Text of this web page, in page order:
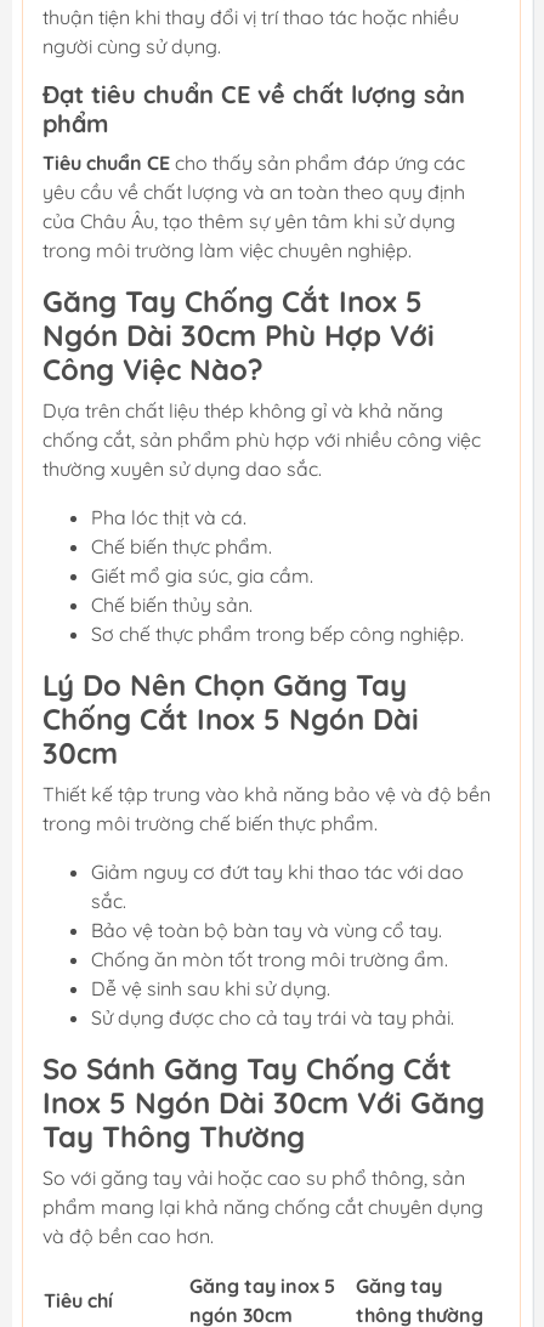
thuận tiện khi thay đổi vị trí thao tác hoặc nhiều
người cùng sử dụng.
Đạt tiêu chuẩn CE về chất lượng sản
phẩm
Tiêu chuẩn CE cho thấy sản phẩm đáp ứng các
yêu cầu về chất lượng và an toàn theo quy định
của Châu Âu, tạo thêm sự yên tâm khi sử dụng
trong môi trường làm việc chuyên nghiệp.
Găng Tay Chống Cắt Inox 5
Ngón Dài 30cm Phù Hợp Với
Công Việc Nào?
Dựa trên chất liệu thép không gỉ và khả năng
chống cắt, sản phẩm phù hợp với nhiều công việc
thường xuyên sử dụng dao sắc.
Pha lóc thịt và cá.
Chế biến thực phẩm.
Giết mổ gia súc, gia cầm.
Chế biến thủy sản.
Sơ chế thực phẩm trong bếp công nghiệp.
Lý Do Nên Chọn Găng Tay
Chống Cắt Inox 5 Ngón Dài
30cm
Thiết kế tập trung vào khả năng bảo vệ và độ bền
trong môi trường chế biến thực phẩm.
Giảm nguy cơ đứt tay khi thao tác với dao
sắc.
Bảo vệ toàn bộ bàn tay và vùng cổ tay.
Chống ăn mòn tốt trong môi trường ẩm.
Dễ vệ sinh sau khi sử dụng.
Sử dụng được cho cả tay trái và tay phải.
So Sánh Găng Tay Chống Cắt
Inox 5 Ngón Dài 30cm Với Găng
Tay Thông Thường
So với găng tay vải hoặc cao su phổ thông, sản
phẩm mang lại khả năng chống cắt chuyên dụng
và độ bền cao hơn.
Tiêu chí
Găng tay inox 5
ngón 30cm
Găng tay
thông thường